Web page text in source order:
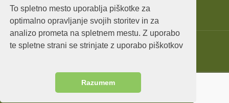
To spletno mesto uporablja piškotke za
optimalno opravljanje svojih storitev in za
analizo prometa na spletnem mestu. Z uporabo
te spletne strani se strinjate z uporabo piškotkov
Razumem
© Copyright 2016, Papercare S.A.
All rights reserved | Powered by